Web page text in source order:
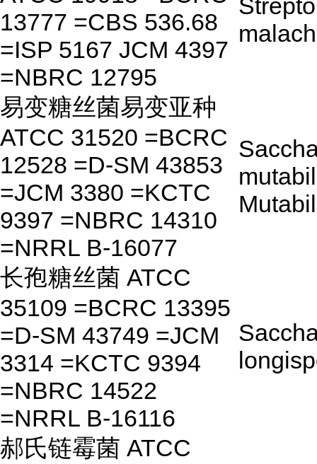
13777 =CBS 536.68
=ISP 5167 JCM 4397
=NBRC 12795
易变糖丝菌易变亚种
ATCC 31520 =BCRC
12528 =D-SM 43853
=JCM 3380 =KCTC
9397 =NBRC 14310
=NRRL B-16077
长孢糖丝菌 ATCC
35109 =BCRC 13395
=D-SM 43749 =JCM
3314 =KCTC 9394
=NBRC 14522
=NRRL B-16116
郝氏链霉菌 ATCC